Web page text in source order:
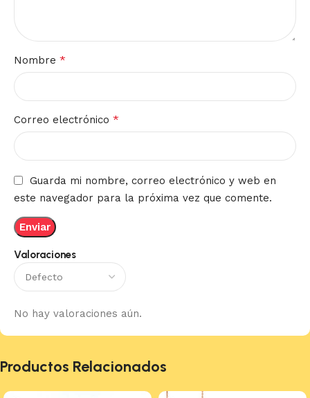
Valoraciones
No hay valoraciones aún.
Nombre *
Correo electrónico *
Guarda mi nombre, correo electrónico y web en
este navegador para la próxima vez que comente.
Productos Relacionados